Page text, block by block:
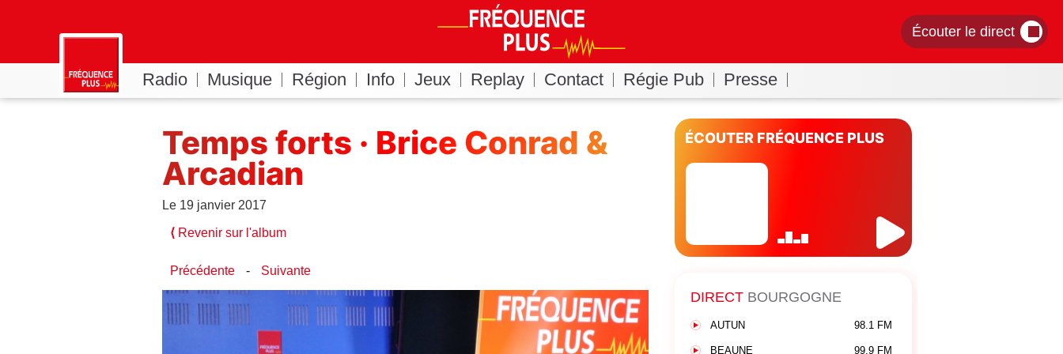
Écouter le direct
Radio Musique Région Info Jeux Replay Contact Régie Pub Presse
Temps forts · Brice Conrad &
Arcadian
Le 19 janvier 2017
⟨Revenir sur l'album
Précédente - Suivante
ÉCOUTER FRÉQUENCE PLUS
DIRECTBOURGOGNE
AUTUN 98.1 FM
BEAUNE 99.9 FM